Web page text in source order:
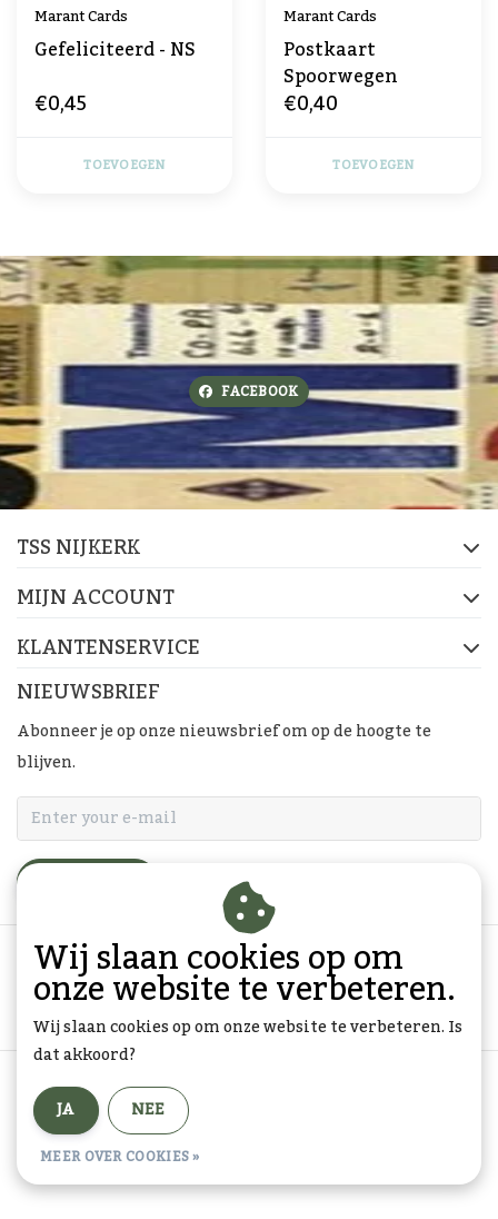
Marant Cards
Gefeliciteerd - NS
€0,45
TOEVOEGEN
Marant Cards
Postkaart
Spoorwegen
€0,40
TOEVOEGEN
FACEBOOK
TSS NIJKERK
MIJN ACCOUNT
KLANTENSERVICE
NIEUWSBRIEF
Abonneer je op onze nieuwsbrief om op de hoogte te
blijven.
Algemene voorwaarden
© Copyright 2026 - Goedkope-Ansichtkaarten.nl | Realisatie
Media
Wij slaan cookies op om
onze website te verbeteren.
Wij slaan cookies op om onze website te verbeteren. Is
dat akkoord?
JA
NEE
MEER OVER COOKIES »